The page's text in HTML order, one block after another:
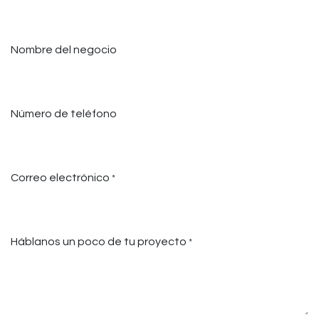
Nombre del negocio
Número de teléfono
Correo electrónico *
Háblanos un poco de tu proyecto *